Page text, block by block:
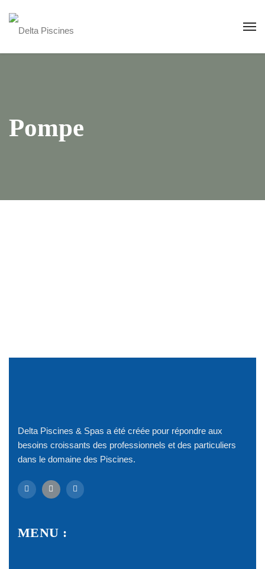
Pompe
Delta Piscines & Spas a été créée pour répondre aux
besoins croissants des professionnels et des particuliers
dans le domaine des Piscines.
MENU :